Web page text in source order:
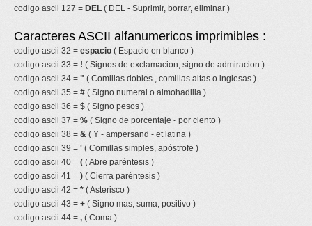
codigo ascii 127 = DEL ( DEL - Suprimir, borrar, eliminar )
Caracteres ASCII alfanumericos imprimibles :
codigo ascii 32 = espacio ( Espacio en blanco )
codigo ascii 33 = ! ( Signos de exclamacion, signo de admiracion )
codigo ascii 34 = " ( Comillas dobles , comillas altas o inglesas )
codigo ascii 35 = # ( Signo numeral o almohadilla )
codigo ascii 36 = $ ( Signo pesos )
codigo ascii 37 = % ( Signo de porcentaje - por ciento )
codigo ascii 38 = & ( Y - ampersand - et latina )
codigo ascii 39 = ' ( Comillas simples, apóstrofe )
codigo ascii 40 = ( ( Abre paréntesis )
codigo ascii 41 = ) ( Cierra paréntesis )
codigo ascii 42 = * ( Asterisco )
codigo ascii 43 = + ( Signo mas, suma, positivo )
codigo ascii 44 = , ( Coma )